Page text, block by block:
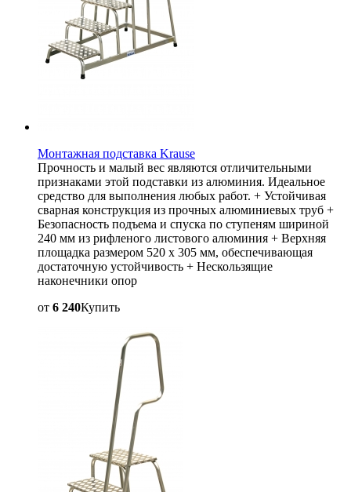
Монтажная подставка Krause
Прочность и малый вес являются отличительными
признаками этой подставки из алюминия. Идеальное
средство для выполнения любых работ. + Устойчивая
сварная конструкция из прочных алюминиевых труб +
Безопасность подъема и спуска по ступеням шириной
240 мм из рифленого листового алюминия + Верхняя
площадка размером 520 x 305 мм, обеспечивающая
достаточную устойчивость + Нескользящие
наконечники опор
от 6 240Купить